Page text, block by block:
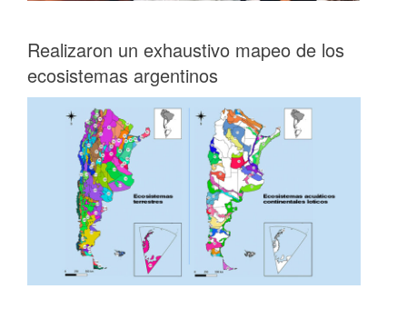
Realizaron un exhaustivo mapeo de los
ecosistemas argentinos